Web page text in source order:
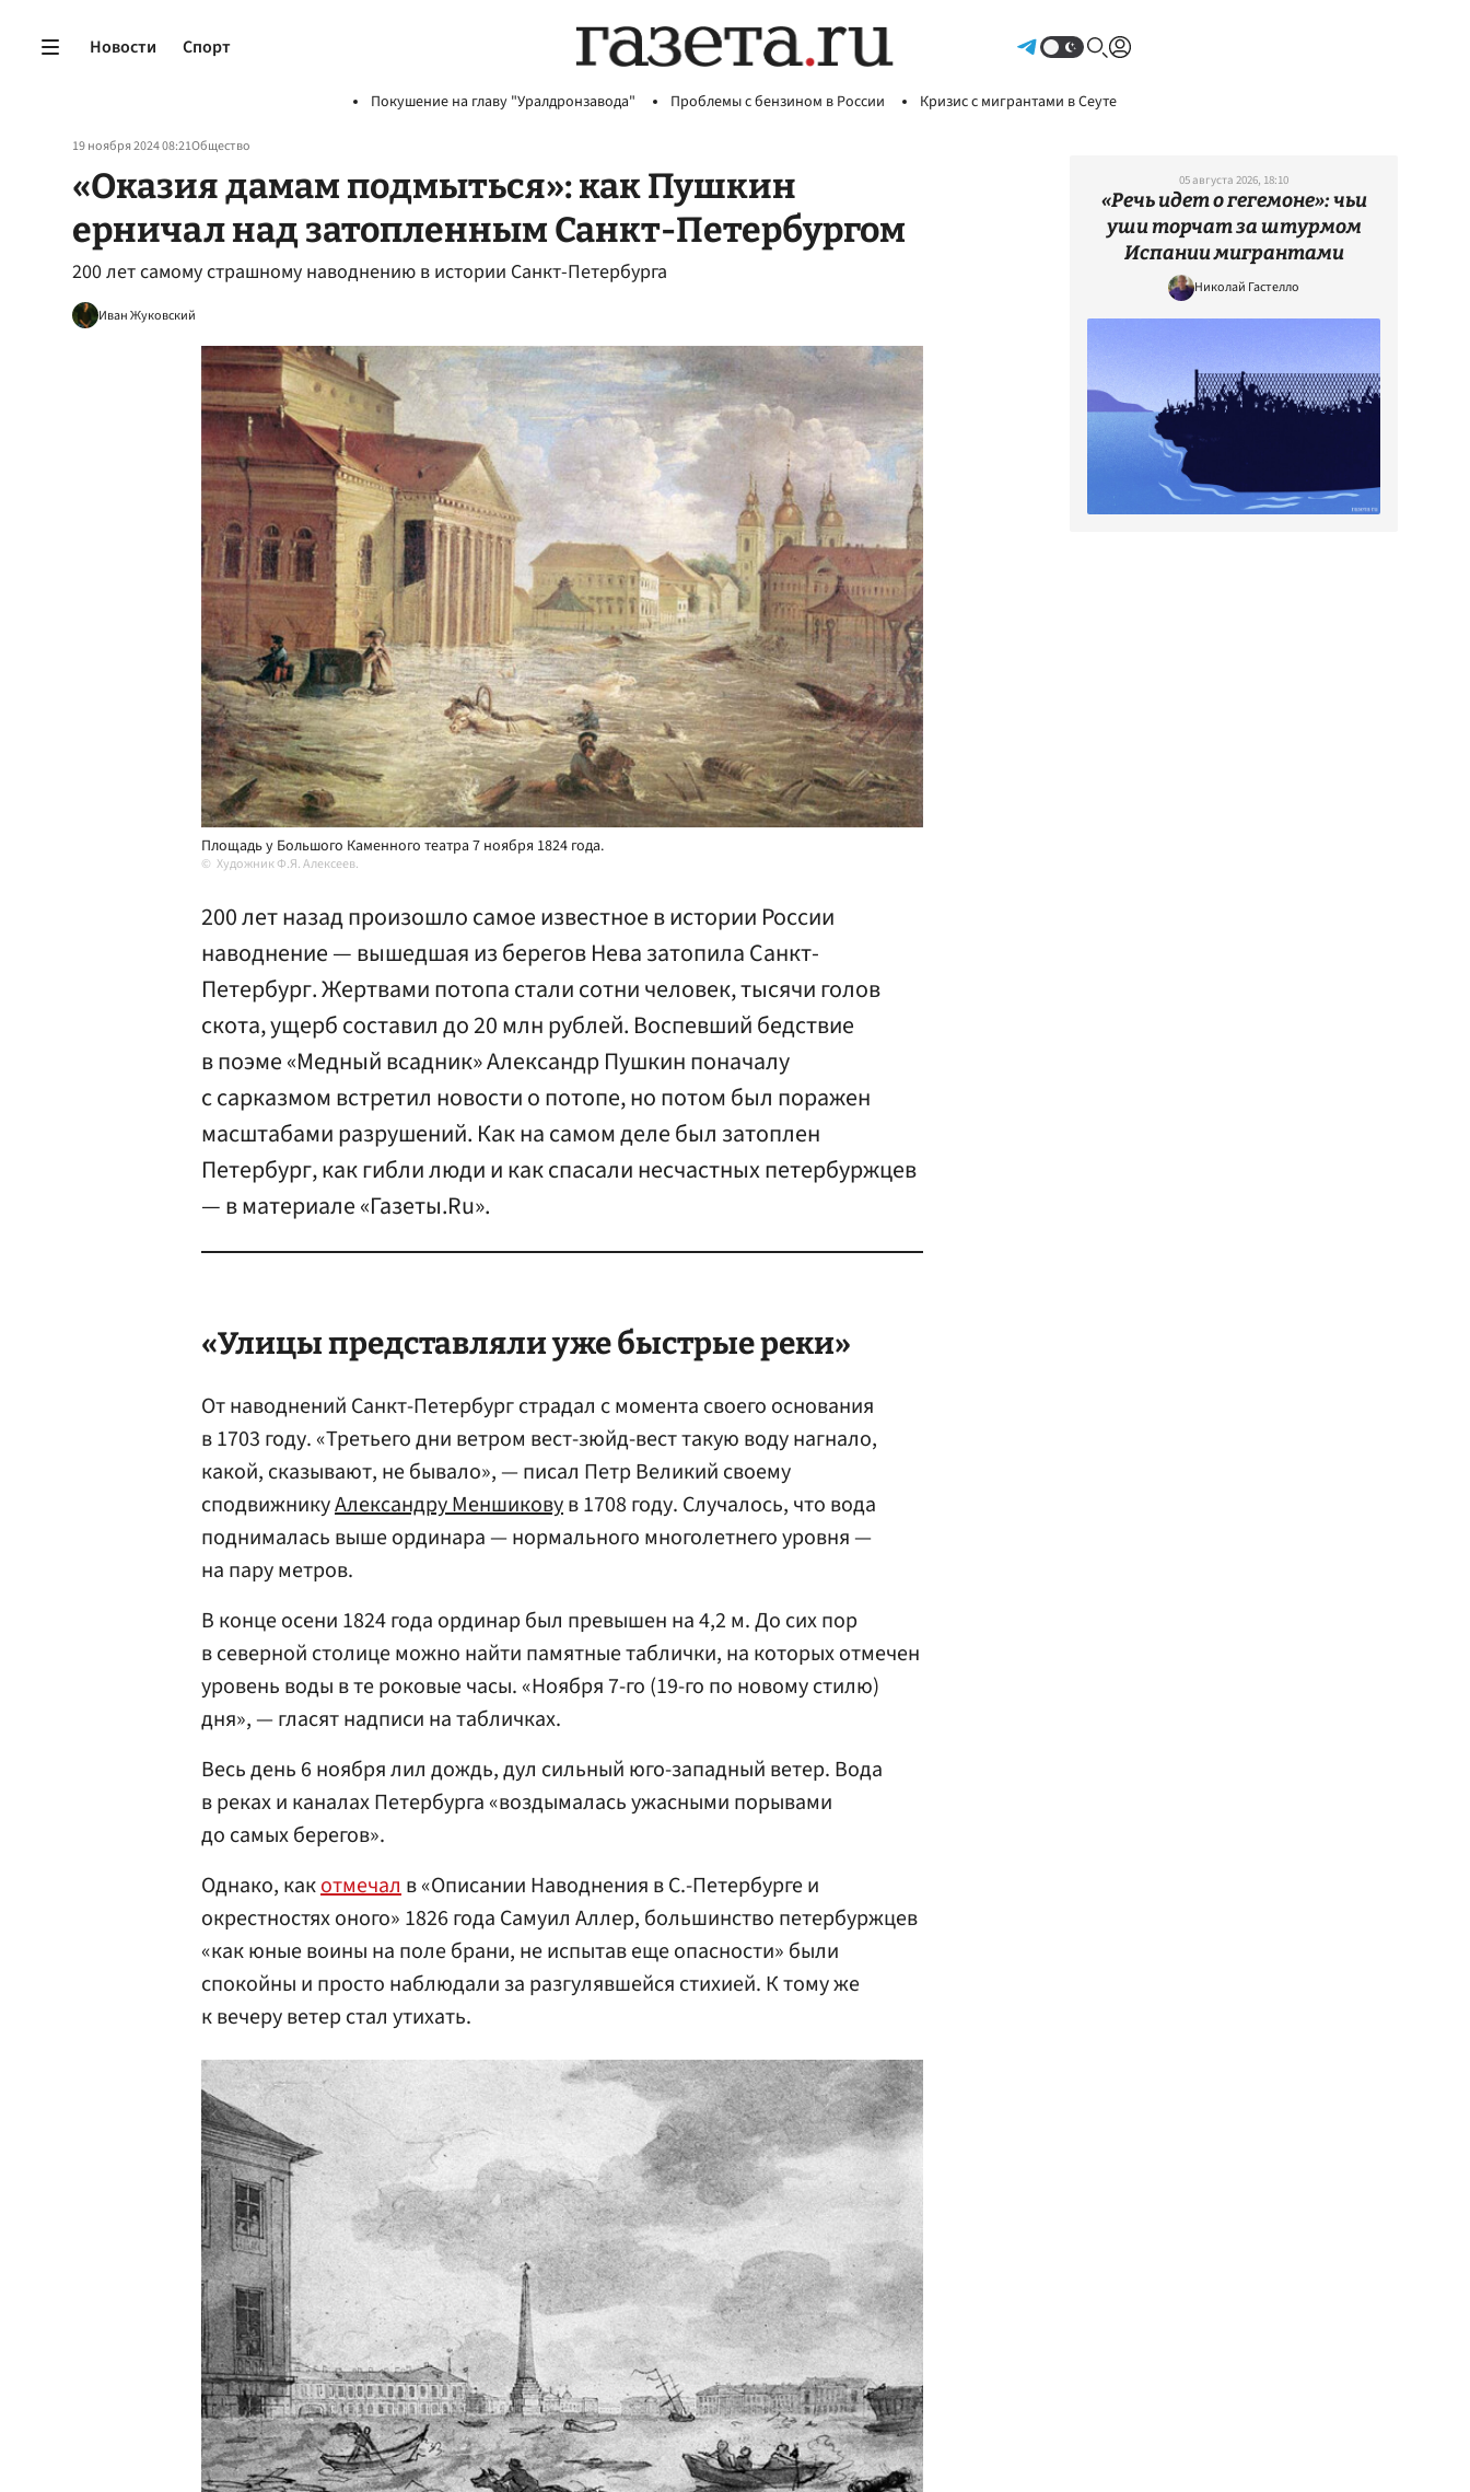
Новости Спорт
Покушение на главу "Уралдронзавода" Проблемы с бензином в России Кризис с мигрантами в Сеуте
19 ноября 2024 08:21Общество
«Оказия дамам подмыться»: как Пушкин
ерничал над затопленным Санкт-Петербургом
200 лет самому страшному наводнению в истории Санкт-Петербурга
Иван Жуковский
Площадь у Большого Каменного театра 7 ноября 1824 года.
Художник Ф.Я. Алексеев.
200 лет назад произошло самое известное в истории России
наводнение — вышедшая из берегов Нева затопила Санкт-
Петербург. Жертвами потопа стали сотни человек, тысячи голов
скота, ущерб составил до 20 млн рублей. Воспевший бедствие
в поэме «Медный всадник» Александр Пушкин поначалу
с сарказмом встретил новости о потопе, но потом был поражен
масштабами разрушений. Как на самом деле был затоплен
Петербург, как гибли люди и как спасали несчастных петербуржцев
— в материале «Газеты.Ru».
«Улицы представляли уже быстрые реки»
От наводнений Санкт-Петербург страдал с момента своего основания
в 1703 году. «Третьего дни ветром вест-зюйд-вест такую воду нагнало,
какой, сказывают, не бывало», — писал Петр Великий своему
сподвижникуАлександру Меншиковув 1708 году. Случалось, что вода
поднималась выше ординара — нормального многолетнего уровня —
на пару метров.
В конце осени 1824 года ординар был превышен на 4,2 м. До сих пор
в северной столице можно найти памятные таблички, на которых отмечен
уровень воды в те роковые часы. «Ноября 7-го (19-го по новому стилю)
дня», — гласят надписи на табличках.
Весь день 6 ноября лил дождь, дул сильный юго-западный ветер. Вода
в реках и каналах Петербурга «воздымалась ужасными порывами
до самых берегов».
Однако, какотмечалв «Описании Наводнения в С.-Петербурге и
окрестностях оного» 1826 года Самуил Аллер, большинство петербуржцев
«как юные воины на поле брани, не испытав еще опасности» были
спокойны и просто наблюдали за разгулявшейся стихией. К тому же
к вечеру ветер стал утихать.
05 августа 2026, 18:10
«Речь идет о гегемоне»: чьи
уши торчат за штурмом
Испании мигрантами
Николай Гастелло